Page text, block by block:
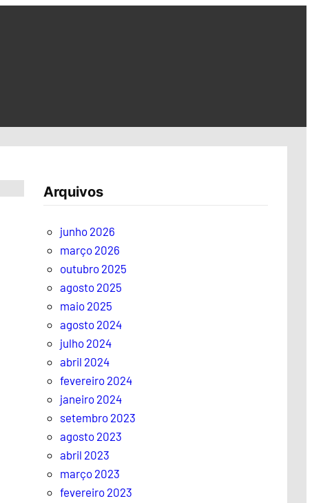
Arquivos
junho 2026
março 2026
outubro 2025
agosto 2025
maio 2025
agosto 2024
julho 2024
abril 2024
fevereiro 2024
janeiro 2024
setembro 2023
agosto 2023
abril 2023
março 2023
fevereiro 2023